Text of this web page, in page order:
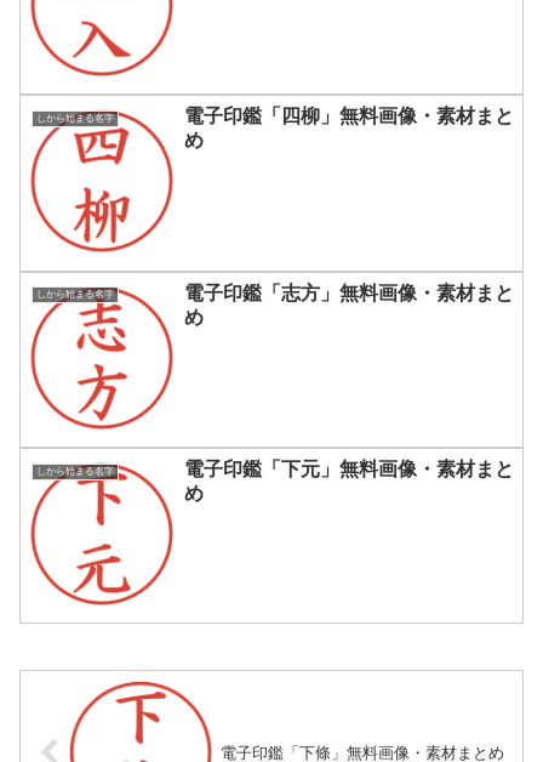
しから始まる名字
電子印鑑「四柳」無料画像・素材まと
め
しから始まる名字
電子印鑑「志方」無料画像・素材まと
め
しから始まる名字
電子印鑑「下元」無料画像・素材まと
め
電子印鑑「下條」無料画像・素材まとめ